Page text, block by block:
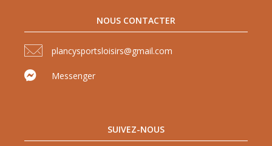
NOUS CONTACTER
plancysportsloisirs@gmail.com
Messenger
SUIVEZ-NOUS